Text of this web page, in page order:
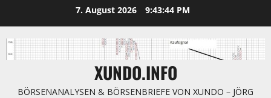
springen
7. August 2026 9:43:45 PM
XUNDO.INFO
BÖRSENANALYSEN & BÖRSENBRIEFE VON XUNDO – JÖRG